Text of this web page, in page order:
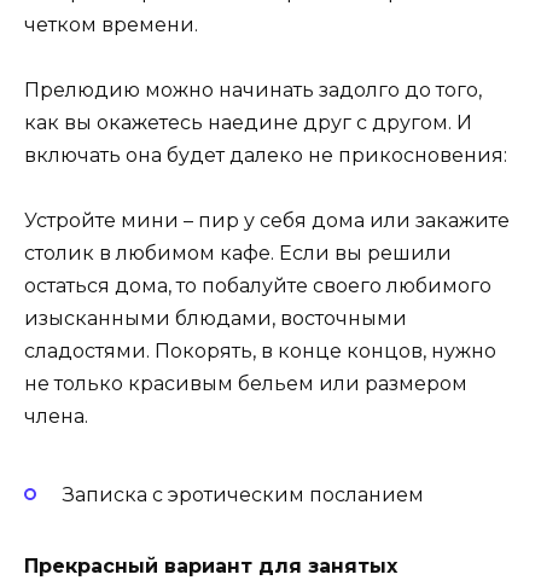
четком времени.
Прелюдию можно начинать задолго до того,
как вы окажетесь наедине друг с другом. И
включать она будет далеко не прикосновения:
Устройте мини – пир у себя дома или закажите
столик в любимом кафе. Если вы решили
остаться дома, то побалуйте своего любимого
изысканными блюдами, восточными
сладостями. Покорять, в конце концов, нужно
не только красивым бельем или размером
члена.
Записка с эротическим посланием
Прекрасный вариант для занятых